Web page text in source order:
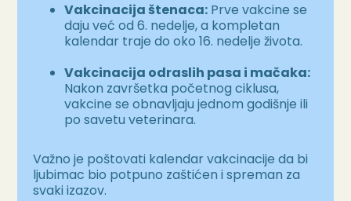
Vakcinacija štenaca: Prve vakcine se
daju već od 6. nedelje, a kompletan
kalendar traje do oko 16. nedelje života.
Vakcinacija odraslih pasa i mačaka:
Nakon završetka početnog ciklusa,
vakcine se obnavljaju jednom godišnje ili
po savetu veterinara.
Važno je poštovati kalendar vakcinacije da bi
ljubimac bio potpuno zaštićen i spreman za
svaki izazov.